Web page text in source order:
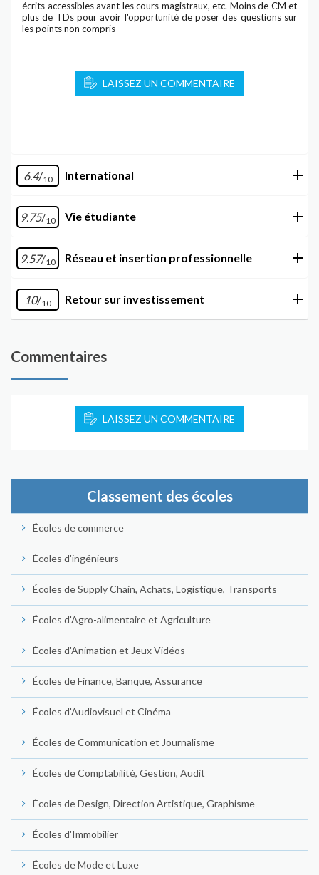
écrits accessibles avant les cours magistraux, etc. Moins de CM et
plus de TDs pour avoir l'opportunité de poser des questions sur
les points non compris
LAISSEZ UN COMMENTAIRE
6.4/10 International
9.75/10 Vie étudiante
9.57/10 Réseau et insertion professionnelle
10/10 Retour sur investissement
Commentaires
LAISSEZ UN COMMENTAIRE
Classement des écoles
Écoles de commerce
Écoles d'ingénieurs
Écoles de Supply Chain, Achats, Logistique, Transports
Écoles d'Agro-alimentaire et Agriculture
Écoles d'Animation et Jeux Vidéos
Écoles de Finance, Banque, Assurance
Écoles d'Audiovisuel et Cinéma
Écoles de Communication et Journalisme
Écoles de Comptabilité, Gestion, Audit
Écoles de Design, Direction Artistique, Graphisme
Écoles d'Immobilier
Écoles de Mode et Luxe